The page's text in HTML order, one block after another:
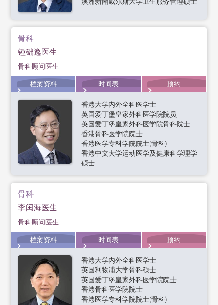
骨科
锺础逸医生
骨科顾问医生
档案资料 时间表 预约
香港大学内外全科医学士
英国爱丁堡皇家外科医学院院员
英国爱丁堡皇家外科医学院骨科院士
香港骨科医学院院士
香港医学专科学院院士(骨科)
香港中文大学运动医学及健康科学理学
硕士
骨科
李闰海医生
骨科顾问医生
档案资料 时间表 预约
香港大学内外全科医学士
英国利物浦大学骨科硕士
英国爱丁堡皇家外科医学院院士
香港骨科医学院院士
香港医学专科学院院士(骨科)